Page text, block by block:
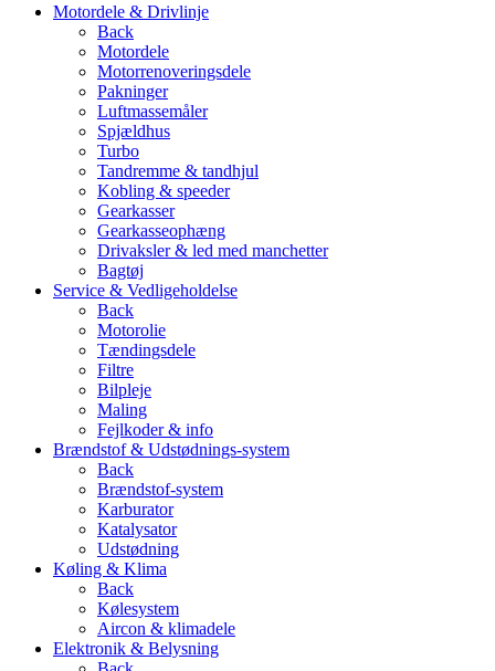
Motordele & Drivlinje
Back
Motordele
Motorrenoveringsdele
Pakninger
Luftmassemåler
Spjældhus
Turbo
Tandremme & tandhjul
Kobling & speeder
Gearkasser
Gearkasseophæng
Drivaksler & led med manchetter
Bagtøj
Service & Vedligeholdelse
Back
Motorolie
Tændingsdele
Filtre
Bilpleje
Maling
Fejlkoder & info
Brændstof & Udstødnings-system
Back
Brændstof-system
Karburator
Katalysator
Udstødning
Køling & Klima
Back
Kølesystem
Aircon & klimadele
Elektronik & Belysning